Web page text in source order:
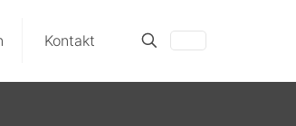
Kontakt